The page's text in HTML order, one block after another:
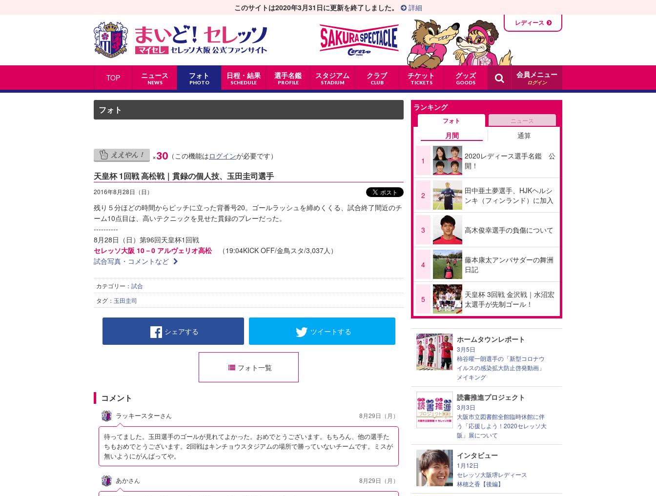
TOP ニュース
NEWS
フォト
PHOTO
日程・結果
SCHEDULE
選手名鑑
PROFILE
スタジアム
STADIUM
クラブ
CLUB
チケット
TICKETS
グッズ
GOODS
このサイトは2020年3月31日に更新を終了しました。 詳細
レディース
会員メニュー
ログイン
フォト
ええやん！ ×30 （この機能はログインが必要です）
天皇杯 1回戦 高松戦｜貫録の個人技、玉田圭司選手
2016年8月28日（日）
残り５分ほどの時間からピッチに立った背番号20。ゴールラッシュを締めくくる、試合終了間近のチ
ーム10点目は、高いテクニックを見せた貫録のプレーだった。
----------
8月28日（日）第96回天皇杯1回戦
セレッソ大阪 10－0 アルヴェリオ高松（19:04KICK OFF/金鳥スタ/3,037人）
試合写真・コメントなど
カテゴリー： 試合
タグ： 玉田圭司
シェアする ツイートする
フォト一覧
コメント
ラッキースターさん 8月29日（月）
待ってました。玉田選手のゴールが見れてよかった。おめでとうございます。もちろん、他の選手た
ちもおめでとうございます。2回戦はキンチョウスタジアムの場所で勝っていないチームです。ミスが
無いようにがんばってや。
あかさん 8月29日（月）
ランキング
フォト ニュース
月間 通算
1
2020レディース選手名鑑 公
開！
2
田中亜土夢選手、HJKヘルシ
ンキ（フィンランド）に加入
3 高木俊幸選手の負傷について
4
藤本康太アンバサダーの舞洲
日記
5
天皇杯 3回戦 金沢戦｜水沼宏
太選手が先制ゴール！
ホームタウンレポート
3月5日
柿谷曜一朗選手の「新型コロナウ
イルスの感染拡大防止啓発動画」
メイキング
読書推進プロジェクト
3月3日
大阪市立図書館全館臨時休館に伴
う「応援しよう！2020セレッソ大
阪」展について
インタビュー
1月12日
セレッソ大阪堺レディース
林穂之香【後編】